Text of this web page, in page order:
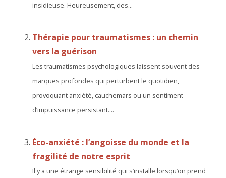
insidieuse. Heureusement, des...
Thérapie pour traumatismes : un chemin
vers la guérison
Les traumatismes psychologiques laissent souvent des
marques profondes qui perturbent le quotidien,
provoquant anxiété, cauchemars ou un sentiment
d’impuissance persistant....
Éco-anxiété : l’angoisse du monde et la
fragilité de notre esprit
Il y a une étrange sensibilité qui s’installe lorsqu’on prend